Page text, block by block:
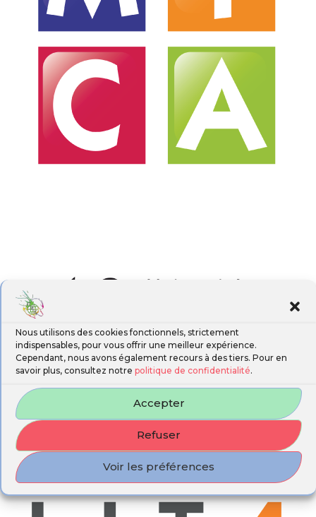
Nous utilisons des cookies fonctionnels, strictement
indispensables, pour vous offrir une meilleur expérience.
Cependant, nous avons également recours à des tiers. Pour en
savoir plus, consultez notre politique de confidentialité.
Accepter
Refuser
Voir les préférences